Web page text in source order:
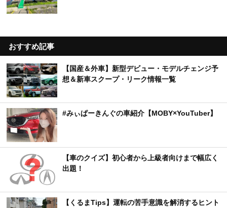
おすすめ記事
【国産＆外車】新型デビュー・モデルチェンジ予
想＆新車スクープ・リーク情報一覧
#みぃぱーきんぐの車紹介【MOBY×YouTuber】
【車のクイズ】初心者から上級者向けまで幅広く
出題！
【くるまTips】運転の苦手意識を解消するヒント